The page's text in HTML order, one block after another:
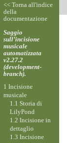
<< Torna all'indice
della
documentazione
Saggio
sull’incisione
musicale
automatizzata
v2.27.2
(development-
branch).
1 Incisione
musicale
1.1 Storia di
LilyPond
1.2 Incisione in
dettaglio
1.3 Incisione